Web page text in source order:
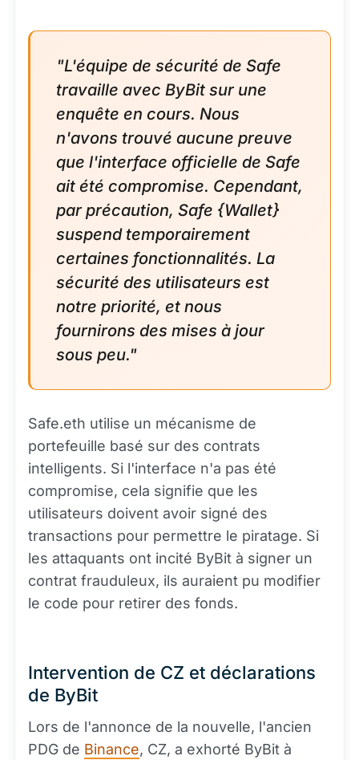
"L'équipe de sécurité de Safe
travaille avec ByBit sur une
enquête en cours. Nous
n'avons trouvé aucune preuve
que l'interface officielle de Safe
ait été compromise. Cependant,
par précaution, Safe {Wallet}
suspend temporairement
certaines fonctionnalités. La
sécurité des utilisateurs est
notre priorité, et nous
fournirons des mises à jour
sous peu."
Safe.eth utilise un mécanisme de
portefeuille basé sur des contrats
intelligents. Si l'interface n'a pas été
compromise, cela signifie que les
utilisateurs doivent avoir signé des
transactions pour permettre le piratage. Si
les attaquants ont incité ByBit à signer un
contrat frauduleux, ils auraient pu modifier
le code pour retirer des fonds.
Intervention de CZ et déclarations
de ByBit
Lors de l'annonce de la nouvelle, l'ancien
PDG de Binance, CZ, a exhorté ByBit à